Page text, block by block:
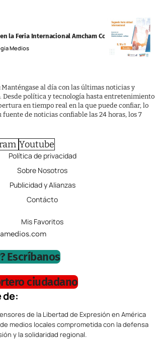
la Feria Internacional Amcham Colombia
Medios
Manténgase al día con las últimas noticias y
Desde política y tecnología hasta entretenimiento
en tiempo real en la que puede confiar, lo
fuente de noticias confiable las 24 horas, los 7
Youtube
Política de privacidad
Sobre Nosotros
Publicidad y Alianzas
Contácto
Mis Favoritos
Escríbanos
ciudadano
de:
de la Libertad de Expresión en América
medios locales comprometida con la defensa
y la solidaridad regional.